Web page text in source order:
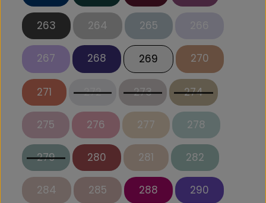
263 264 265
267 268 269 270
271 272 273 274
275 276 277 278
279 280 281 282
284 285 288 290